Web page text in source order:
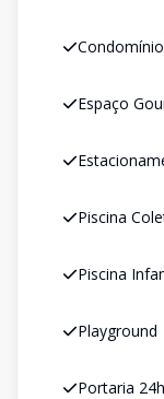
Espaço
Piscina
Piscina
Playground
Portaria 24h